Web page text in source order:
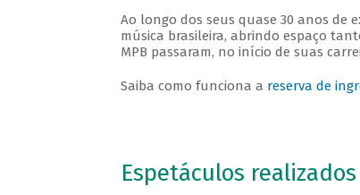
Ao longo dos seus quase 30 anos de
música brasileira, abrindo espaço
MPB passaram, no início de suas
Saiba como funciona a reserva de
Espetáculos realizados